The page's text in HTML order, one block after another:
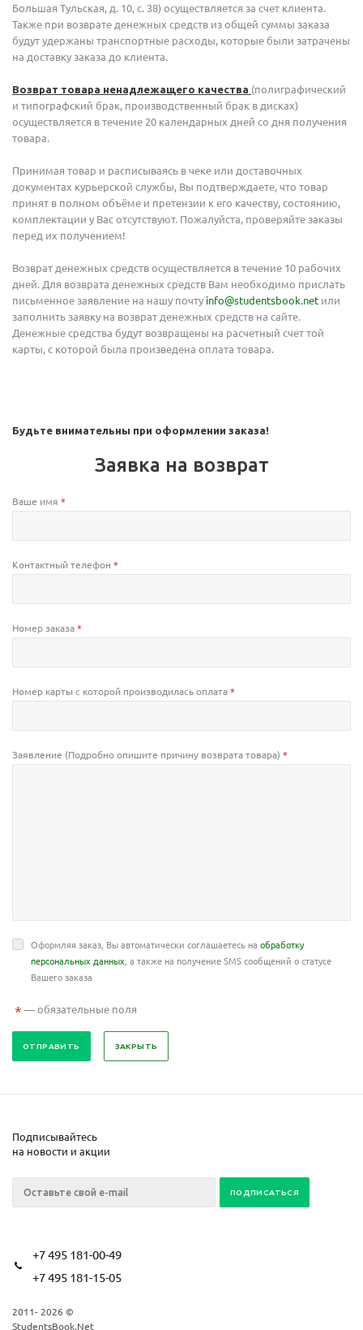
Большая Тульская, д. 10, с. 38) осуществляется за счет клиента.
Также при возврате денежных средств из общей суммы заказа
будут удержаны транспортные расходы, которые были затрачены
на доставку заказа до клиента.
Возврат товара ненадлежащего качества (полиграфический
и типографский брак, производственный брак в дисках)
осуществляется в течение 20 календарных дней со дня получения
товара.
Принимая товар и расписываясь в чеке или доставочных
документах курьерской службы, Вы подтверждаете, что товар
принят в полном объёме и претензии к его качеству, состоянию,
комплектации у Вас отсутствуют. Пожалуйста, проверяйте заказы
перед их получением!
Возврат денежных средств осуществляется в течение 10 рабочих
дней. Для возврата денежных средств Вам необходимо прислать
письменное заявление на нашу почту info@studentsbook.net или
заполнить заявку на возврат денежных средств на сайте.
Денежные средства будут возвращены на расчетный счет той
карты, с которой была произведена оплата товара.
Будьте внимательны при оформлении заказа!
Заявка на возврат
Ваше имя *
Контактный телефон *
Номер заказа*
Номер карты с которой производилась оплата*
Заявление (Подробно опишите причину возврата товара) *
Оформляя заказ, Вы автоматически соглашаетесь на обработку
персональных данных , а также на получение SMS сообщений о статусе
Вашего заказа
* — обязательные поля
ЗАКРЫТЬ
Подписывайтесь
на новости и акции
+7 495 181-00-49
+7 495 181-15-05
2011- 2026 ©
StudentsBook.Net
Ваш E-mail:
конфидициальности
Ваш E-mail:
конфидициальности